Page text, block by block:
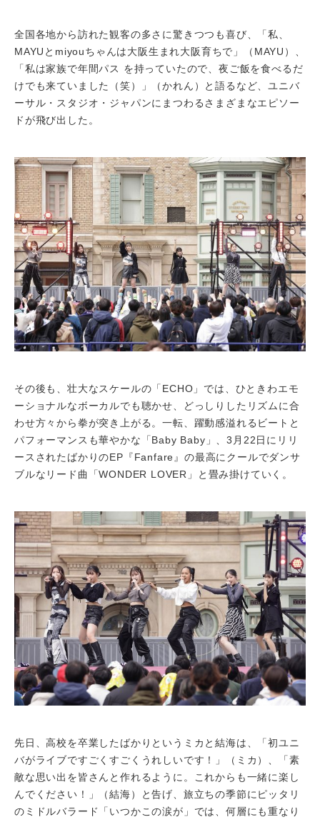
全国各地から訪れた観客の多さに驚きつつも喜び、「私、
MAYUとmiyouちゃんは大阪生まれ大阪育ちで」（MAYU）、
「私は家族で年間パス を持っていたので、夜ご飯を食べるだ
けでも来ていました（笑）」（かれん）と語るなど、ユニバ
ーサル・スタジオ・ジャパンにまつわるさまざまなエピソー
ドが飛び出した。
その後も、壮大なスケールの「ECHO」では、ひときわエモ
ーショナルなボーカルでも聴かせ、どっしりしたリズムに合
わせ方々から拳が突き上がる。一転、躍動感溢れるビートと
パフォーマンスも華やかな「Baby Baby」、3月22日にリリ
ースされたばかりのEP『Fanfare』の最高にクールでダンサ
ブルなリード曲「WONDER LOVER」と畳み掛けていく。
先日、高校を卒業したばかりというミカと結海は、「初ユニ
バがライブですごくすごくうれしいです！」（ミカ）、「素
敵な思い出を皆さんと作れるように。これからも一緒に楽し
んでください！」（結海）と告げ、旅立ちの季節にピッタリ
のミドルバラード「いつかこの涙が」では、何層にも重なり